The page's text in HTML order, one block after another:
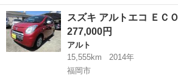
名： スズキ ■ 車種名： アルトワークス ■
スグレード １年保証 禁煙車 ターボ５速マ
シート＆ロー...
福岡 福岡市 アルト
スズキ アルトエコ ＥＣ
277,000円
アルト
15,555km
2014年
福岡市